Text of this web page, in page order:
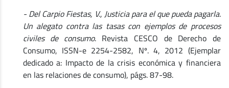
- Del Carpio Fiestas, V., Justicia para el que pueda pagarla.
Un alegato contra las tasas con ejemplos de procesos
civiles de consumo. Revista CESCO de Derecho de
Consumo, ISSN-e 2254-2582, Nº. 4, 2012 (Ejemplar
dedicado a: Impacto de la crisis económica y financiera
en las relaciones de consumo), págs. 87-98.